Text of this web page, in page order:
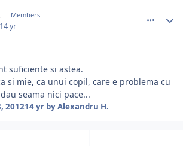
Members
14 yr
suficiente si astea.
si mie, ca unui copil, care e problema cu
seama nici pace...
201214 yrby Alexandru H.